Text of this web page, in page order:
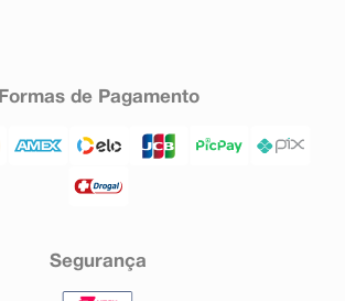
Formas de Pagamento
Segurança